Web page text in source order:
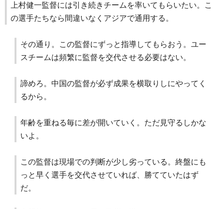
上村健一監督には引き続きチームを率いてもらいたい。こ
の選手たちなら間違いなくアジアで通用する。
その通り。この監督にずっと指導してもらおう。ユー
スチームは頻繁に監督を交代させる必要はない。
諦めろ。中国の監督が必ず成果を横取りしにやってく
るから。
年齢を重ねる毎に差が開いていく。ただ見守るしかな
いよ。
この監督は現場での判断が少し劣っている。終盤にも
っと早く選手を交代させていれば、勝てていたはず
だ。